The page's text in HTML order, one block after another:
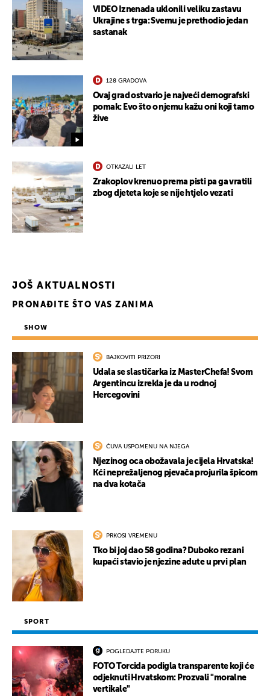
VIDEO Iznenada uklonili veliku zastavu
Ukrajine s trga: Svemu je prethodio jedan
sastanak
128 GRADOVA
Ovaj grad ostvario je najveći demografski
pomak: Evo što o njemu kažu oni koji tamo
žive
OTKAZALI LET
Zrakoplov krenuo prema pisti pa ga vratili
zbog djeteta koje se nije htjelo vezati
JOŠ AKTUALNOSTI
PRONAĐITE ŠTO VAS ZANIMA
SHOW
BAJKOVITI PRIZORI
Udala se slastičarka iz MasterChefa! Svom
Argentincu izrekla je da u rodnoj
Hercegovini
ČUVA USPOMENU NA NJEGA
Njezinog oca obožavala je cijela Hrvatska!
Kći neprežaljenog pjevača projurila špicom
na dva kotača
PRKOSI VREMENU
Tko bi joj dao 58 godina? Duboko rezani
kupaći stavio je njezine adute u prvi plan
SPORT
POGLEDAJTE PORUKU
FOTO Torcida podigla transparente koji će
odjeknuti Hrvatskom: Prozvali "moralne
vertikale"